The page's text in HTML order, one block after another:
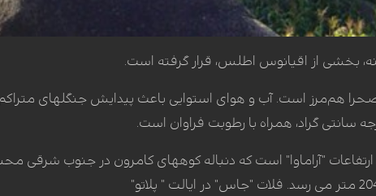
بخشی از اقیانوس اطلس، قرار گرفته‌ است.
هم‌مرز است. آب و هوای استوایی باعث پیدایش جنگلهای
ارتفاعات "آراماوا" است که دنباله کوههای کامرون در جنوب